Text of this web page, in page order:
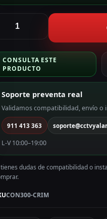
CONSULTA ESTE
PRODUCTO
Soporte preventa real
Validamos compatibilidad, envío o
911 413 363
L-V 10:00–19:00
dudas de compatibilidad o
CON300-CRIM